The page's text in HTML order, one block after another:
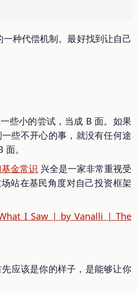
种代偿机制。最好找到让自己
些小的尝试，当成 B 面。如果
些不开心的事，就没有任何途
。
金常识 兴全是一家非常重视受
站在基民角度对自己投资框架
I Saw | by Vanalli | The
先应该是你的样子，是能够让你